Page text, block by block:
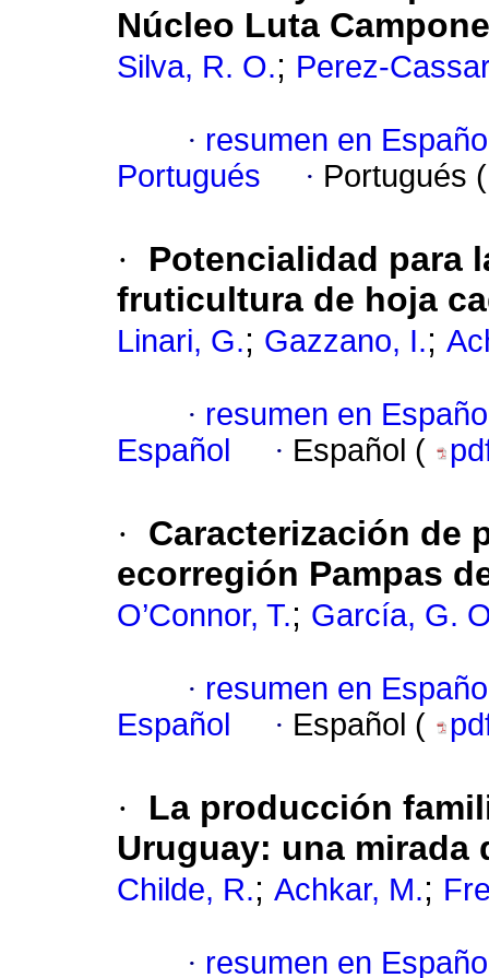
Núcleo Luta
Silva, R. O.; Perez-
· resumen en
Portugués
· Portugués
·
Potencialidad para
fruticultura de hoja
Linari, G.; Gazzano, I.;
· resumen en
Español
· Español (
·
Caracterización de
ecorregión Pampas
O’Connor, T.; García, G.
· resumen en
Español
· Español (
·
La producción
Uruguay: una
Childe, R.; Achkar, M.;
· resumen en